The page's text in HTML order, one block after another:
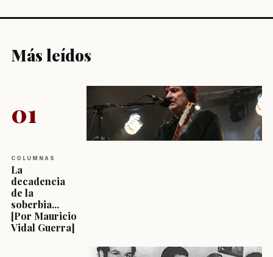
Más leídos
01
COLUMNAS
La
decadencia
de la
soberbia...
[Por Mauricio
Vidal Guerra]